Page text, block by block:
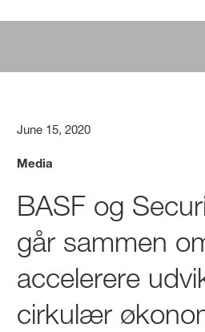
June 15, 2020
Media
BASF og
går sammen
accelerere
cirkulær